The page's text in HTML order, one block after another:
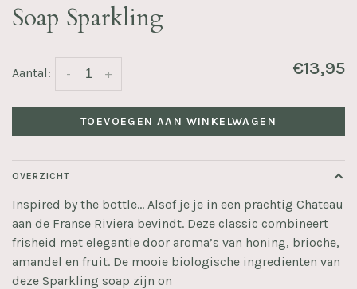
Soap Sparkling
Aantal: +
- €13,95
TOEVOEGEN AAN WINKELWAGEN
OVERZICHT
Inspired by the bottle… Alsof je je in een prachtig Chateau
aan de Franse Riviera bevindt. Deze classic combineert
frisheid met elegantie door aroma’s van honing, brioche,
amandel en fruit. De mooie biologische ingredienten van
deze Sparkling soap zijn on